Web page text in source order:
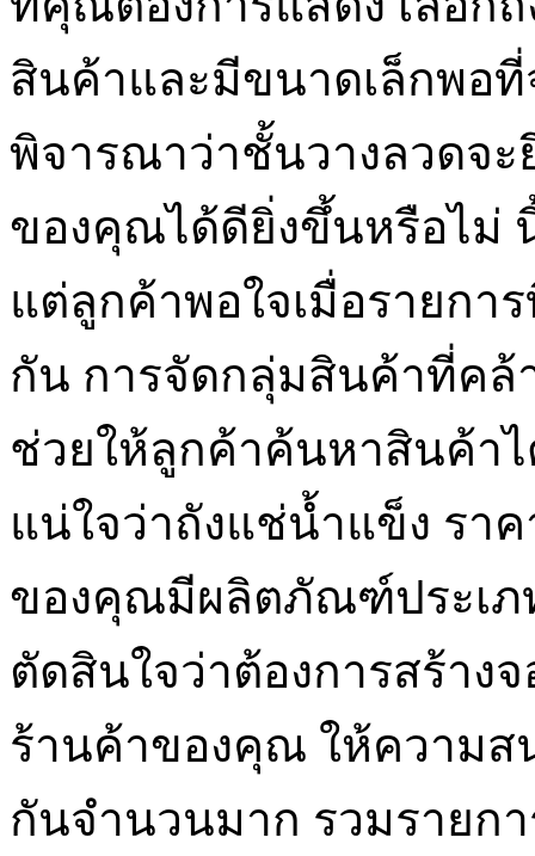
สินค้าและมีขนาดเล็กพอ
พิจารณาว่าชั้นวางลวดจ
ของคุณได้ดียิ่งขึ้นหรือไม่
แต่ลูกค้าพอใจเมื่อรายกา
กัน การจัดกลุ่มสินค้าที่ค
ช่วยให้ลูกค้าค้นหาสินค้า
แน่ใจว่าถังแช่น้ำแข็ง รา
ของคุณมีผลิตภัณฑ์ประเภ
ตัดสินใจว่าต้องการสร้าง
ร้านค้าของคุณ ให้ความส
กันจำนวนมาก รวมรายก